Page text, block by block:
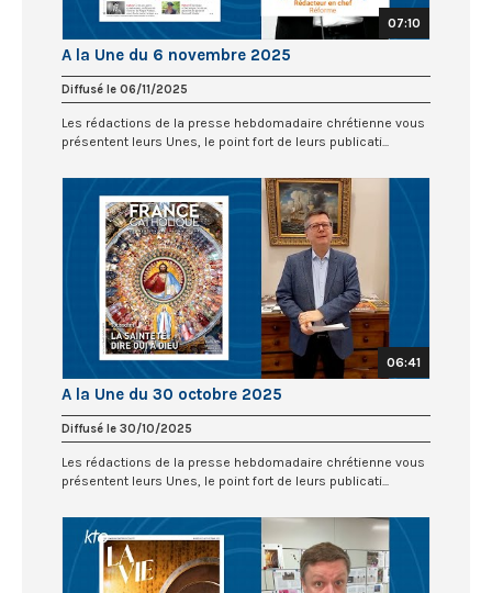
07:10
A la Une du 6 novembre 2025
Diffusé le 06/11/2025
Les rédactions de la presse hebdomadaire chrétienne vous
présentent leurs Unes, le point fort de leurs publicati...
06:41
A la Une du 30 octobre 2025
Diffusé le 30/10/2025
Les rédactions de la presse hebdomadaire chrétienne vous
présentent leurs Unes, le point fort de leurs publicati...